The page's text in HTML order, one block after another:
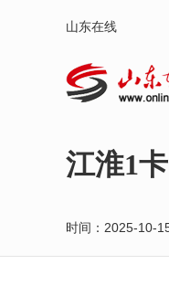
山东在线
江淮1
时间：2025-10-